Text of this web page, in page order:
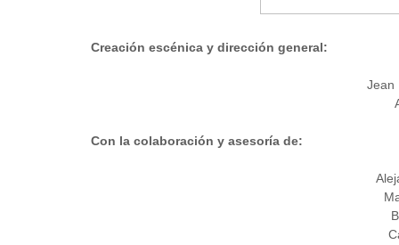
Creación escénica y dirección general:
Jean
Con la colaboración y asesoría de: